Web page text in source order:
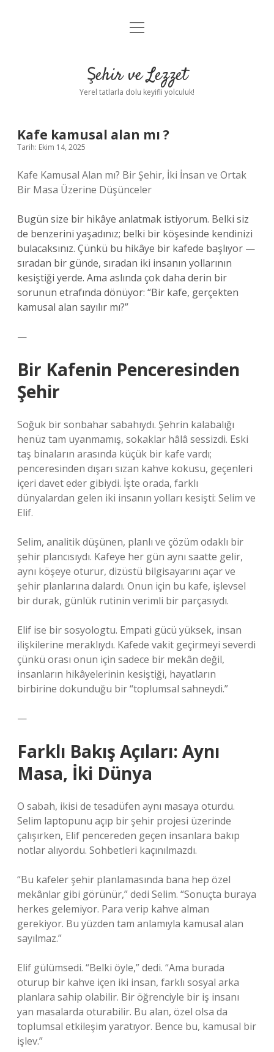
Anasayfa
Yasal Uyarı
menüyü
Şehir ve Lezzet
Yerel tatlarla dolu keyifli yolculuk!
Kafe kamusal alan mı ?
Tarih: Ekim 14, 2025
Kafe Kamusal Alan mı? Bir Şehir, İki İnsan ve Ortak
Bir Masa Üzerine Düşünceler
Bugün size bir hikâye anlatmak istiyorum. Belki siz
de benzerini yaşadınız; belki bir köşesinde kendinizi
bulacaksınız. Çünkü bu hikâye bir kafede başlıyor —
sıradan bir günde, sıradan iki insanın yollarının
kesiştiği yerde. Ama aslında çok daha derin bir
sorunun etrafında dönüyor: “Bir kafe, gerçekten
kamusal alan sayılır mı?”
—
Bir Kafenin Penceresinden
Şehir
Soğuk bir sonbahar sabahıydı. Şehrin kalabalığı
henüz tam uyanmamış, sokaklar hâlâ sessizdi. Eski
taş binaların arasında küçük bir kafe vardı;
penceresinden dışarı sızan kahve kokusu, geçenleri
içeri davet eder gibiydi. İşte orada, farklı
dünyalardan gelen iki insanın yolları kesişti: Selim ve
Elif.
Selim, analitik düşünen, planlı ve çözüm odaklı bir
şehir plancısıydı. Kafeye her gün aynı saatte gelir,
aynı köşeye oturur, dizüstü bilgisayarını açar ve
şehir planlarına dalardı. Onun için bu kafe, işlevsel
bir durak, günlük rutinin verimli bir parçasıydı.
Elif ise bir sosyologtu. Empati gücü yüksek, insan
ilişkilerine meraklıydı. Kafede vakit geçirmeyi severdi
çünkü orası onun için sadece bir mekân değil,
insanların hikâyelerinin kesiştiği, hayatların
birbirine dokunduğu bir “toplumsal sahneydi.”
—
Farklı Bakış Açıları: Aynı
Masa, İki Dünya
O sabah, ikisi de tesadüfen aynı masaya oturdu.
Selim laptopunu açıp bir şehir projesi üzerinde
çalışırken, Elif pencereden geçen insanlara bakıp
notlar alıyordu. Sohbetleri kaçınılmazdı.
“Bu kafeler şehir planlamasında bana hep özel
mekânlar gibi görünür,” dedi Selim. “Sonuçta buraya
herkes gelemiyor. Para verip kahve alman
gerekiyor. Bu yüzden tam anlamıyla kamusal alan
sayılmaz.”
Elif gülümsedi. “Belki öyle,” dedi. “Ama burada
oturup bir kahve içen iki insan, farklı sosyal arka
planlara sahip olabilir. Bir öğrenciyle bir iş insanı
yan masalarda oturabilir. Bu alan, özel olsa da
toplumsal etkileşim yaratıyor. Bence bu, kamusal bir
işlev.”